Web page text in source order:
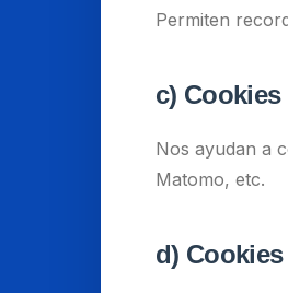
Permiten
c)
Nos ayudan a
Matomo, etc.
d)